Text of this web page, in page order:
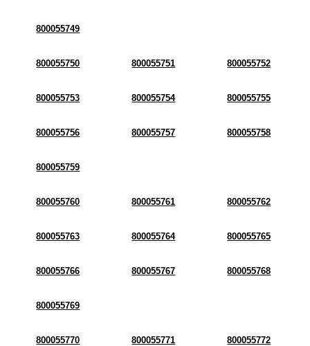
800055749
800055750 800055751 800055752
800055753 800055754 800055755
800055756 800055757 800055758
800055759
800055760 800055761 800055762
800055763 800055764 800055765
800055766 800055767 800055768
800055769
800055770 800055771 800055772